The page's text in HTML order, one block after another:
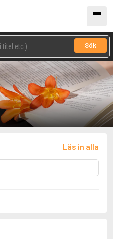
Sök
Läs in alla